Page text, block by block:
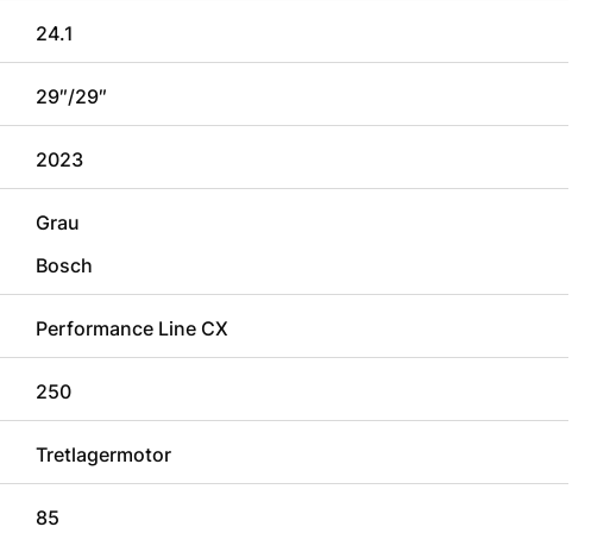
24.1
29″/29″
2023
Grau
Bosch
Performance Line CX
250
Tretlagermotor
85